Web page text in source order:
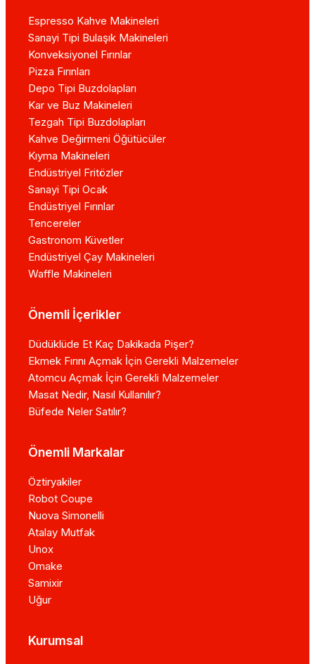
Espresso Kahve Makineleri
Sanayi Tipi Bulaşık Makineleri
Konveksiyonel Fırınlar
Pizza Fırınları
Depo Tipi Buzdolapları
Kar ve Buz Makineleri
Tezgah Tipi Buzdolapları
Kahve Değirmeni Öğütücüler
Kıyma Makineleri
Endüstriyel Fritözler
Sanayi Tipi Ocak
Endüstriyel Fırınlar
Tencereler
Gastronom Küvetler
Endüstriyel Çay Makineleri
Waffle Makineleri
Önemli İçerikler
Düdüklüde Et Kaç Dakikada Pişer?
Ekmek Fırını Açmak İçin Gerekli Malzemeler
Atomcu Açmak İçin Gerekli Malzemeler
Masat Nedir, Nasıl Kullanılır?
Büfede Neler Satılır?
Önemli Markalar
Öztiryakiler
Robot Coupe
Nuova Simonelli
Atalay Mutfak
Unox
Omake
Samixir
Uğur
Kurumsal